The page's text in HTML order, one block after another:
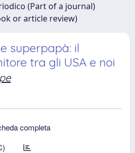
(Part of a journal)
or article review)
superpapà: il
tra gli USA e noi
completa